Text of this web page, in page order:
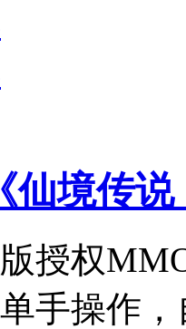
仙境传
授权
手操作